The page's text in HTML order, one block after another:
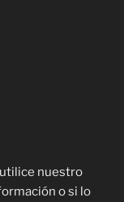
nuestro
o si lo